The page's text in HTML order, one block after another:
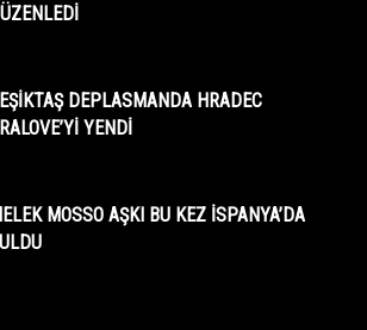
DEPLASMANDA HRADEC
YENDİ
MOSSO AŞKI BU KEZ İSPANYA’DA